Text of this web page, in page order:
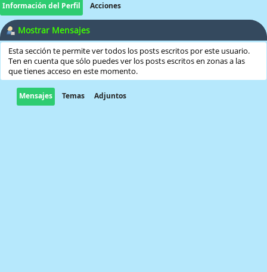
Información del Perfil Acciones
Mostrar Mensajes
Esta sección te permite ver todos los posts escritos por este usuario.
Ten en cuenta que sólo puedes ver los posts escritos en zonas a las
que tienes acceso en este momento.
Mensajes Temas Adjuntos